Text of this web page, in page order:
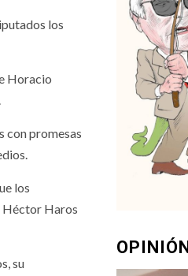
los
Horacio
con promesas
los
Héctor Haros
su
OPINIÓN